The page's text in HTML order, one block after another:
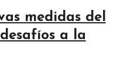
medidas del
a la